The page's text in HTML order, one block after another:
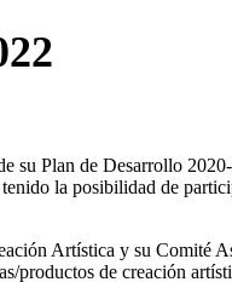
su Plan de Desarrollo
la posibilidad de
Artística y su Comité
productos de creación